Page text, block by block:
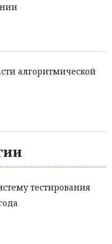
алгоритмической
тестирования